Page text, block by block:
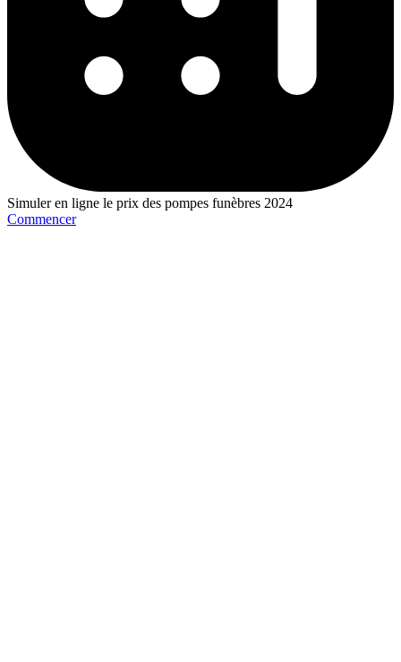
Simuler en ligne le prix des pompes funèbres 2024
Commencer